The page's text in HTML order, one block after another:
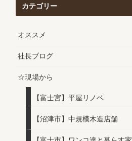
カテゴリー
オススメ
社長ブログ
☆現場から
【富士宮】平屋リノベ
【沼津市】中規模木造店舗